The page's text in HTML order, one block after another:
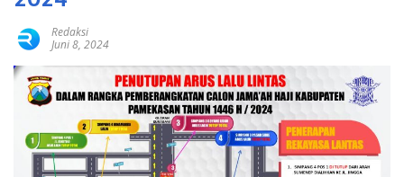
Redaksi
Juni 8, 2024